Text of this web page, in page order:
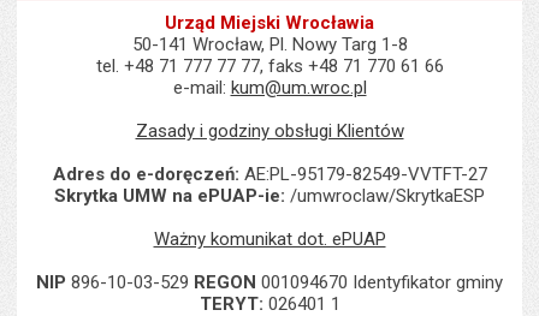
Urząd Miejski Wrocławia
50-141 Wrocław, Pl. Nowy Targ 1-8
tel. +48 71 777 77 77, faks +48 71 770 61 66
e-mail: kum@um.wroc.pl
Zasady i godziny obsługi Klientów
Adres do e-doręczeń: AE:PL-95179-82549-VVTFT-27
Skrytka UMW na ePUAP-ie: /umwroclaw/SkrytkaESP
Ważny komunikat dot. ePUAP
NIP 896-10-03-529 REGON 001094670 Identyfikator gminy
TERYT: 026401 1